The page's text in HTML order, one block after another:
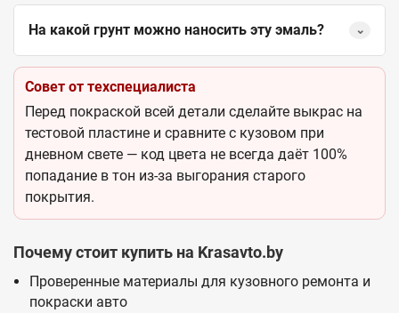
На какой грунт можно наносить эту эмаль? ⌄
Совет от техспециалиста
Перед покраской всей детали сделайте выкрас на
тестовой пластине и сравните с кузовом при
дневном свете — код цвета не всегда даёт 100%
попадание в тон из-за выгорания старого
покрытия.
Почему стоит купить на Krasavto.by
Проверенные материалы для кузовного ремонта и
покраски авто